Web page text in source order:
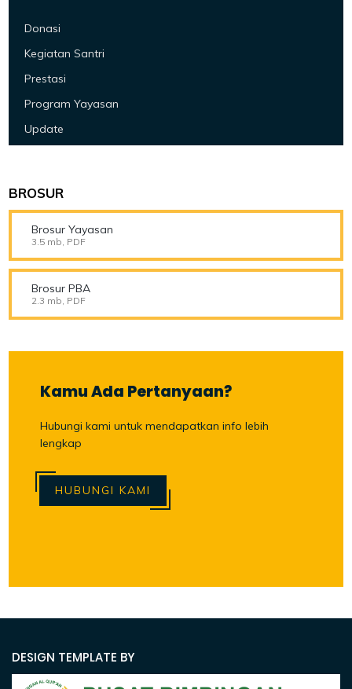
Donasi
Kegiatan Santri
Prestasi
Program Yayasan
Update
BROSUR
Brosur Yayasan
3.5 mb, PDF
Brosur PBA
2.3 mb, PDF
Kamu Ada Pertanyaan?
Hubungi kami untuk mendapatkan info lebih
lengkap
HUBUNGI KAMI
DESIGN TEMPLATE BY